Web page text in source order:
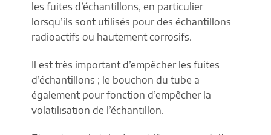
les fuites d’échantillons, en particulier
lorsqu’ils sont utilisés pour des échantillons
radioactifs ou hautement corrosifs.
Il est très important d’empêcher les fuites
d’échantillons ; le bouchon du tube a
également pour fonction d’empêcher la
volatilisation de l’échantillon.